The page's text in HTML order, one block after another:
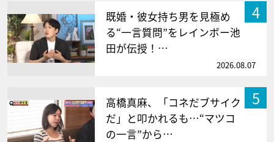
4
既婚・彼女持ち男を見極め
る“一言質問”をレインボー池
田が伝授！…
2026.08.07
5
高橋真麻、「コネだブサイク
だ」と叩かれるも…“マツコ
の一言”から…